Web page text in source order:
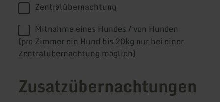
Zentralübernachtung
Mitnahme eines Hundes / von Hunden
(pro Zimmer ein Hund bis 20kg nur bei einer
Zentralübernachtung möglich)
Zusatzübernachtungen